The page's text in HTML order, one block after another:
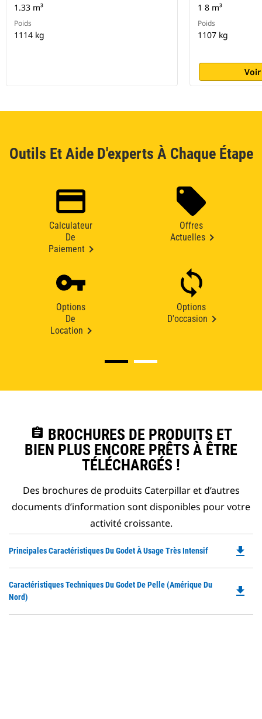
1.33 m³
Poids
1114 kg
1 8 m³
Poids
1107 kg
Outils Et Aide D'experts À Chaque Étape
Calculateur
De
Paiement
Offres
Actuelles
Options
De
Location
Options
D'occasion
assignment BROCHURES DE PRODUITS ET
BIEN PLUS ENCORE PRÊTS À ÊTRE
TÉLÉCHARGÉS !
Des brochures de produits Caterpillar et d’autres
documents d’information sont disponibles pour votre
activité croissante.
Principales Caractéristiques Du Godet À Usage Très Intensif file_download
Caractéristiques Techniques Du Godet De Pelle (Amérique Du
Nord)
file_download